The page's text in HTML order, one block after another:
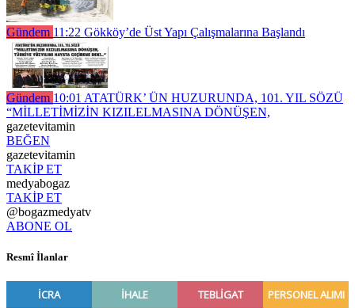
Gündem 11:22 Gökköy’de Üst Yapı Çalışmalarına Başlandı
Gündem 10:01 ATATÜRK’ ÜN HUZURUNDA, 101. YIL SÖZÜ
“MİLLETİMİZİN KIZILELMASINA DÖNÜŞEN,
gazetevitamin
BEĞEN
gazetevitamin
TAKİP ET
medyabogaz
TAKİP ET
@bogazmedyatv
ABONE OL
Resmî İlanlar